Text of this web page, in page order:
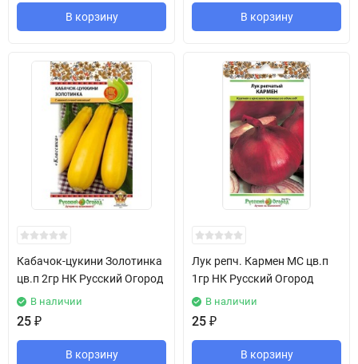
В корзину В корзину
Кабачок-цукини Золотинка
цв.п 2гр НК Русский Огород
В наличии
25 ₽
В корзину
Лук репч. Кармен МС цв.п
1гр НК Русский Огород
В наличии
25 ₽
В корзину